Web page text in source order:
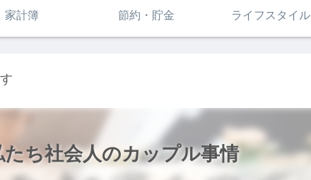
家計簿 節約・貯金 ライフスタイル
ち社会人のカップル事情